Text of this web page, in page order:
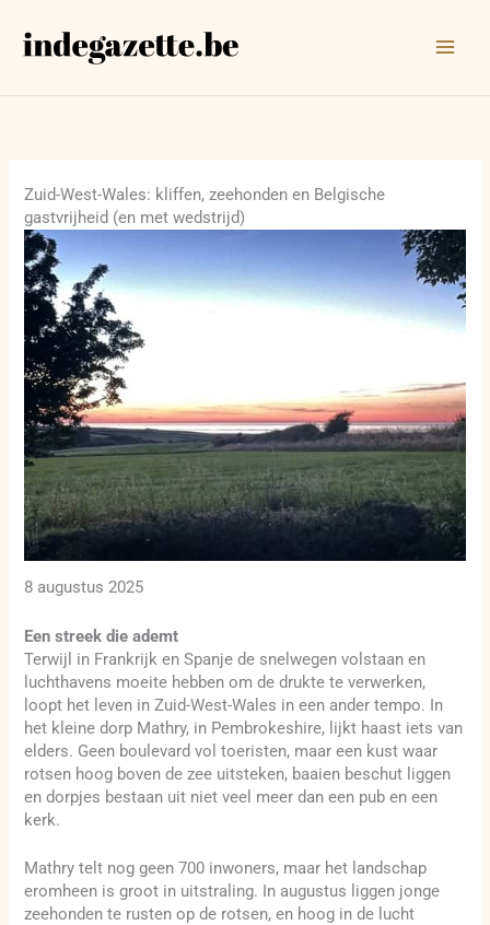
naar
Zuid-West-Wales: kliffen, zeehonden en Belgische
gastvrijheid (en met wedstrijd)
8 augustus 2025
Een streek die ademt
Terwijl in Frankrijk en Spanje de snelwegen volstaan en
luchthavens moeite hebben om de drukte te verwerken,
loopt het leven in Zuid-West-Wales in een ander tempo. In
het kleine dorp Mathry, in Pembrokeshire, lijkt haast iets van
elders. Geen boulevard vol toeristen, maar een kust waar
rotsen hoog boven de zee uitsteken, baaien beschut liggen
en dorpjes bestaan uit niet veel meer dan een pub en een
kerk.
Mathry telt nog geen 700 inwoners, maar het landschap
eromheen is groot in uitstraling. In augustus liggen jonge
zeehonden te rusten op de rotsen, en hoog in de lucht